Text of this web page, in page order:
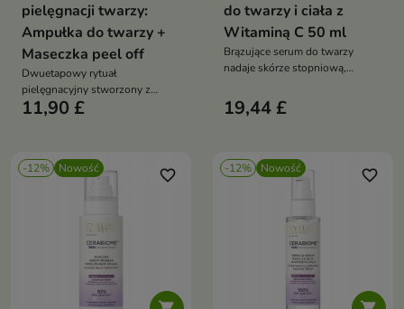
pielęgnacji twarzy:
Ampułka do twarzy +
Maseczka peel off
Dwuetapowy rytuał
pielęgnacyjny stworzony z
myślą o skórze wymagającej
11,90 £
do twarzy i ciała z
Witaminą C 50 ml
Brązujące serum do twarzy
nadaje skórze stopniową,
opaleniznę bez smug. Formuła z
DHA, witaminą C, aloesem,
nawilża i działa
antyoksydacyjnie
19,44 £
-12% Nowość favorite_border -12% Nowość favorite_border